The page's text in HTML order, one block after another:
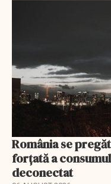
România se
forțată a
deconectat